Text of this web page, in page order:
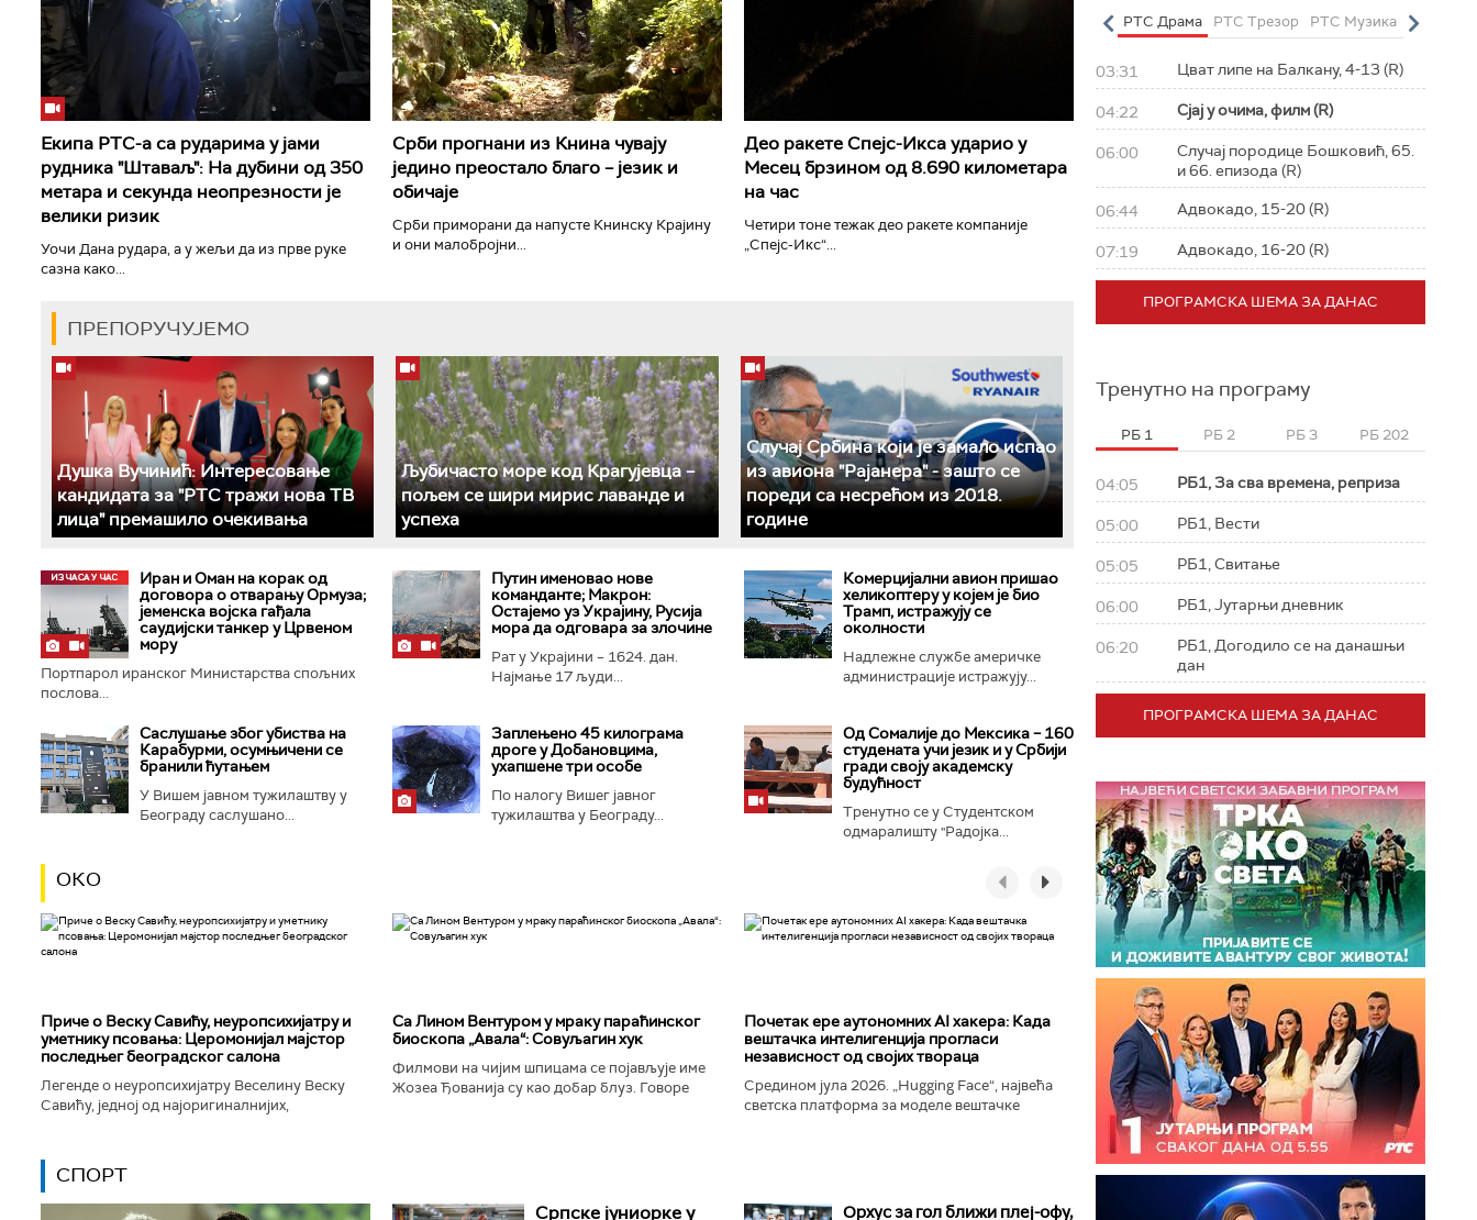
Екипа РТС-а са рударима у јами
рудника "Штаваљ": На дубини од 350
метара и секунда неопрезности је
велики ризик
Уочи Дана рудара, а у жељи да из прве руке
сазна како...
Срби прогнани из Книна чувају
једино преостало благо – језик и
обичаје
Срби приморани да напусте Книнску Крајину
и они малобројни...
Део ракете Спејс-Икса ударио у
Месец брзином од 8.690 километара
на час
Четири тоне тежак део ракете компаније
„Спејс-Икс“...
ПРЕПОРУЧУЈЕМО
Душка Вучинић: Интересовање
кандидата за "РТС тражи нова ТВ
лица" премашило очекивања
Љубичасто море код Крагујевца –
пољем се шири мирис лаванде и
успеха
Случај Србина који је замало испао
из авиона "Рајанера" - зашто се
пореди са несрећом из 2018.
године
Иран и Оман на корак од
договора о отварању Ормуза;
jеменска војска гађала
саудијски танкер у Црвеном
мору
Портпарол иранског Министарства спољних
послова...
Путин именовао нове
команданте; Макрон:
Остајемо уз Украјину, Русија
мора да одговара за злочине
Рат у Украјини – 1624. дан.
Најмање 17 људи...
Комерцијални авион пришао
хеликоптеру у којем је био
Трамп, истражују се
околности
Надлежне службе америчке
администрације истражују...
Саслушање због убиства на
Карабурми, осумњичени се
бранили ћутањем
У Вишем јавном тужилаштву у
Београду саслушано...
Заплењено 45 килограма
дроге у Добановцима,
ухапшене три особе
По налогу Вишег јавног
тужилаштва у Београду...
Од Сомалије до Мексика – 160
студената учи језик и у Србији
гради своју академску
будућност
Тренутно се у Студентском
одмаралишту "Радојка...
ОКО
Приче о Веску Савићу, неуропсихијатру и
уметнику псовања: Церомонијал мајстор
последњег београдског салона
Легенде о неуропсихијатру Веселину Веску
Савићу, једној од најоригиналнијих,
Београду...
Са Лином Вентуром у мраку параћинског
биоскопа „Авала“: Совуљагин хук
Филмови на чијим шпицама се појављује име
Жозеа Ђованија су као добар блуз. Говоре
Почетак ере аутономних AI хакера: Када
вештачка интелигенција прогласи
независност од својих твораца
Средином јула 2026. „Hugging Face“, највећа
светска платформа за моделе вештачке
СПОРТ
Српске јуниорке у
Орхус за гол ближи плеј-офу,
РТС Класика РТС Полетарац РТС Драма РТС Трезор РТС Музика РТС
03:31 Цват липе на Балкану, 4-13 (R)
04:22 Сјај у очима, филм (R)
06:00
Случај породице Бошковић, 65.
и 66. епизода (R)
06:44 Адвокадо, 15-20 (R)
07:19 Адвокадо, 16-20 (R)
ПРОГРАМСКА ШЕМА ЗА ДАНАС
Тренутно на програму
РБ 1 РБ 2 РБ 3 РБ 202
04:05 РБ1, За сва времена, реприза
05:00 РБ1, Вести
05:05 РБ1, Свитање
06:00 РБ1, Јутарњи дневник
06:20
РБ1, Догодило се на данашњи
дан
ПРОГРАМСКА ШЕМА ЗА ДАНАС